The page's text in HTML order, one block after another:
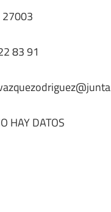
27003
83 91
HAY DATOS